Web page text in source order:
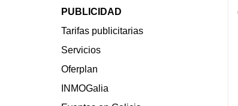
PUBLICIDAD
Tarifas publicitarias
Servicios
Oferplan
INMOGalia